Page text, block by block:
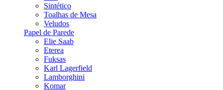
Sintético
Toalhas de Mesa
Veludos
Papel de Parede
Elie Saab
Eterea
Fuksas
Karl Lagerfield
Lamborghini
Komar